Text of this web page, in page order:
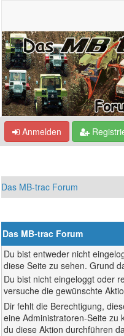
Anmelden
Das MB-trac Forum
Das MB-trac Forum
Du bist entweder nicht
diese Seite zu sehen. Grund
Du bist nicht eingeloggt oder
versuche die gewünschte
Dir fehlt die Berechtigung,
eine Administratoren-Seite zu
du diese Aktion durchführen